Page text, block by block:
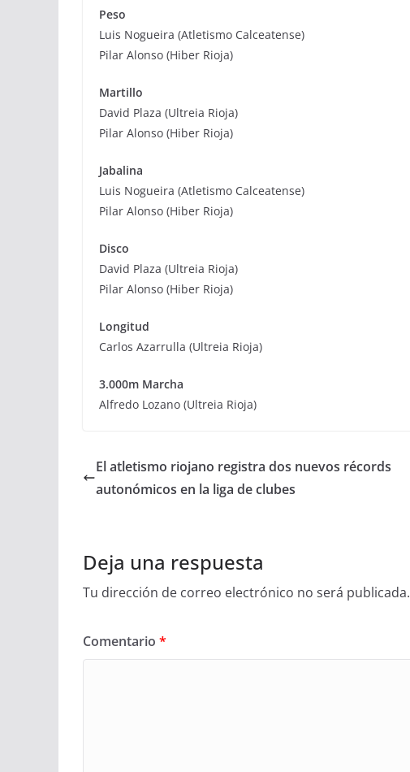
Peso
Luis Nogueira (Atletismo Calceatense)
Pilar Alonso (Hiber Rioja)
Martillo
David Plaza (Ultreia Rioja)
Pilar Alonso (Hiber Rioja)
Jabalina
Luis Nogueira (Atletismo Calceatense)
Pilar Alonso (Hiber Rioja)
Disco
David Plaza (Ultreia Rioja)
Pilar Alonso (Hiber Rioja)
Longitud
Carlos Azarrulla (Ultreia Rioja)
3.000m Marcha
Alfredo Lozano (Ultreia Rioja)
El atletismo riojano registra dos nuevos récords
autonómicos en la liga de clubes
Deja una respuesta
Tu dirección de correo electrónico no será publicada.
Comentario *